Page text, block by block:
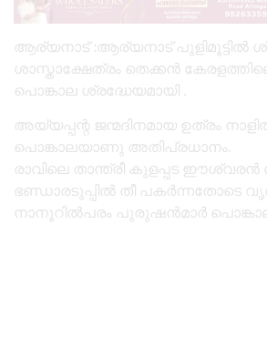
ആര്യനാട് :ആര്യനാട് പുളിമൂട്ടില്‍
ശാസ്താക്ഷേത്രം തെക്കന്‍
പൊങ്കാല ശ്രദ്ധേയമായി .
അയ്യപ്പന്റ ജന്മദിനമായ ഉത്രം
പൊങ്കാലയാണു അതിപ്രധാനം.
രാവിലെ താന്ത്രീ കുളപ്പട ഈശ്വരൻ
ഭണ്ഡാരടുപ്പിൽ തീ പകർന്നതോടെ
നാനൂറിൽപരം പുരുഷൻമാർ